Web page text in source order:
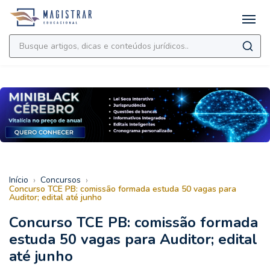
Início › Concursos ›
Concurso TCE PB: comissão formada estuda 50 vagas para
Auditor; edital até junho
Concurso TCE PB: comissão formada
estuda 50 vagas para Auditor; edital
até junho